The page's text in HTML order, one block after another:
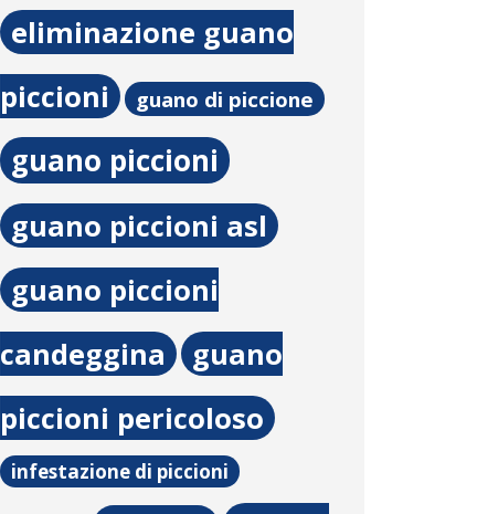
eliminazione guano
piccioni
guano di piccione
guano piccioni
guano piccioni asl
guano piccioni
candeggina
guano
piccioni pericoloso
infestazione di piccioni